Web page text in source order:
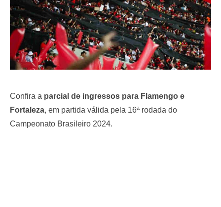
Confira a parcial de ingressos para Flamengo e
Fortaleza, em partida válida pela 16ª rodada do
Campeonato Brasileiro 2024.